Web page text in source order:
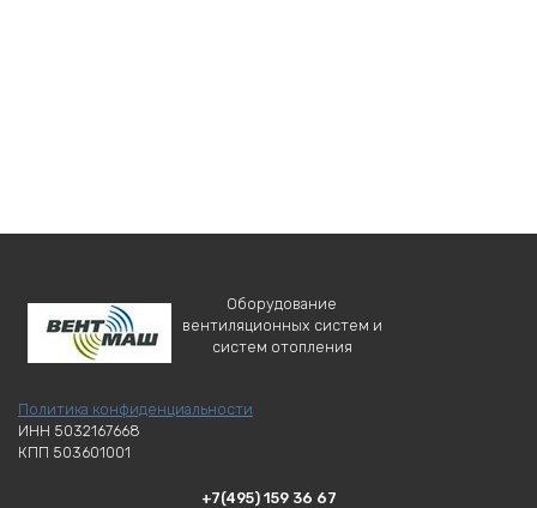
Оборудование
вентиляционных систем и
систем отопления
Политика конфиденциальности
ИНН 5032167668
КПП 503601001
+7(495) 159 36 67